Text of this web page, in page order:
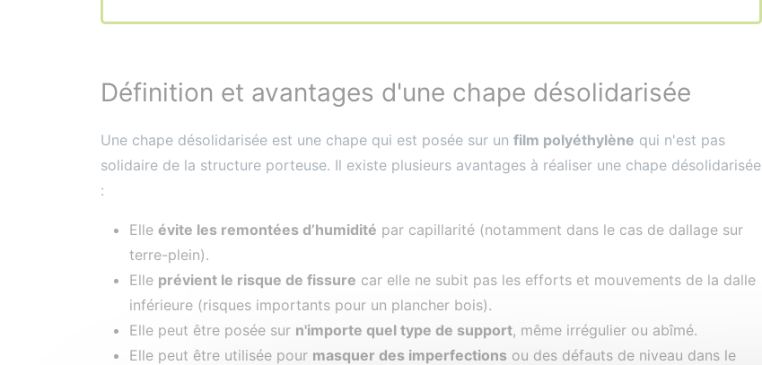
Définition et avantages d'une chape désolidarisée
Une chape désolidarisée est une chape qui est posée sur un film polyéthylène qui n'est pas
solidaire de la structure porteuse. Il existe plusieurs avantages à réaliser une chape désolidarisée
:
Elle évite les remontées d’humidité par capillarité (notamment dans le cas de dallage sur
terre-plein).
Elle prévient le risque de fissure car elle ne subit pas les efforts et mouvements de la dalle
inférieure (risques importants pour un plancher bois).
Elle peut être posée sur n'importe quel type de support, même irrégulier ou abîmé.
Elle peut être utilisée pour masquer des imperfections ou des défauts de niveau dans le